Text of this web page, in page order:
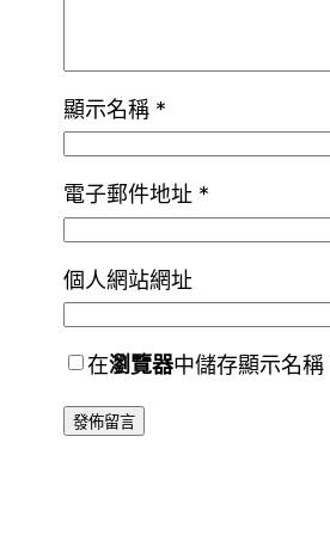
顯示名稱 *
電子郵件地址 *
個人網站網址
在瀏覽器中儲存顯示名